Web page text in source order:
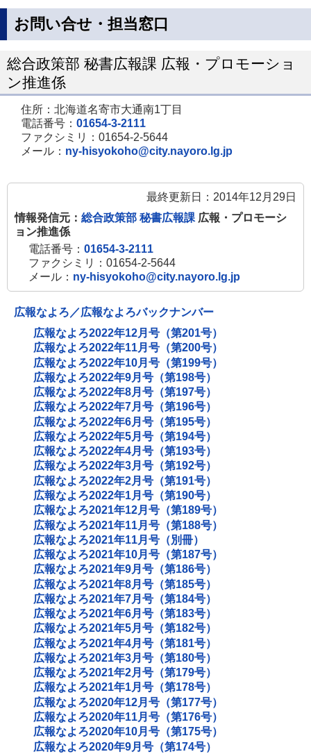
お問い合せ・担当窓口
総合政策部 秘書広報課 広報・プロモーショ
ン推進係
住所：北海道名寄市大通南1丁目
電話番号： 01654-3-2111
ファクシミリ：01654-2-5644
メール： ny-hisyokoho@city.nayoro.lg.jp
最終更新日：2014年12月29日
情報発信元： 総合政策部 秘書広報課 広報・プロモーシ
ョン推進係
電話番号： 01654-3-2111
ファクシミリ：01654-2-5644
メール： ny-hisyokoho@city.nayoro.lg.jp
広報なよろ／広報なよろバックナンバー
広報なよろ2022年12月号（第201号）
広報なよろ2022年11月号（第200号）
広報なよろ2022年10月号（第199号）
広報なよろ2022年9月号（第198号）
広報なよろ2022年8月号（第197号）
広報なよろ2022年7月号（第196号）
広報なよろ2022年6月号（第195号）
広報なよろ2022年5月号（第194号）
広報なよろ2022年4月号（第193号）
広報なよろ2022年3月号（第192号）
広報なよろ2022年2月号（第191号）
広報なよろ2022年1月号（第190号）
広報なよろ2021年12月号（第189号）
広報なよろ2021年11月号（第188号）
広報なよろ2021年11月号（別冊）
広報なよろ2021年10月号（第187号）
広報なよろ2021年9月号（第186号）
広報なよろ2021年8月号（第185号）
広報なよろ2021年7月号（第184号）
広報なよろ2021年6月号（第183号）
広報なよろ2021年5月号（第182号）
広報なよろ2021年4月号（第181号）
広報なよろ2021年3月号（第180号）
広報なよろ2021年2月号（第179号）
広報なよろ2021年1月号（第178号）
広報なよろ2020年12月号（第177号）
広報なよろ2020年11月号（第176号）
広報なよろ2020年10月号（第175号）
広報なよろ2020年9月号（第174号）